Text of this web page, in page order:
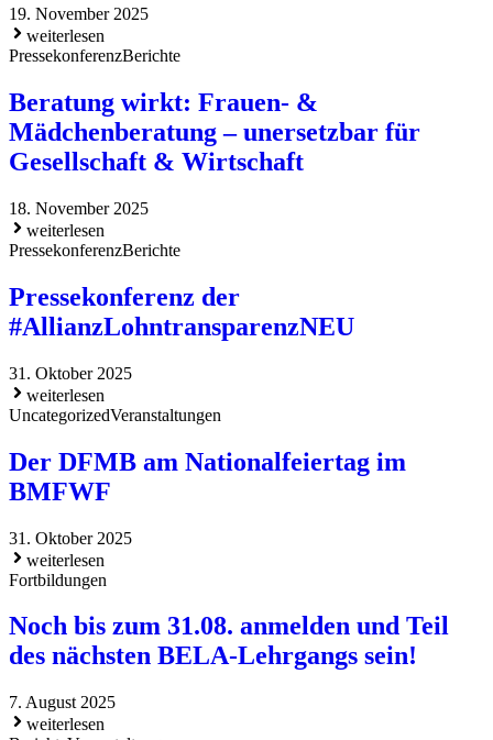
19. November 2025
weiterlesen
PressekonferenzBerichte
Beratung wirkt: Frauen- &
Mädchenberatung – unersetzbar für
Gesellschaft & Wirtschaft
18. November 2025
weiterlesen
PressekonferenzBerichte
Pressekonferenz der
#AllianzLohntransparenzNEU
31. Oktober 2025
weiterlesen
UncategorizedVeranstaltungen
Der DFMB am Nationalfeiertag im
BMFWF
31. Oktober 2025
weiterlesen
Fortbildungen
Noch bis zum 31.08. anmelden und Teil
des nächsten BELA-Lehrgangs sein!
7. August 2025
weiterlesen